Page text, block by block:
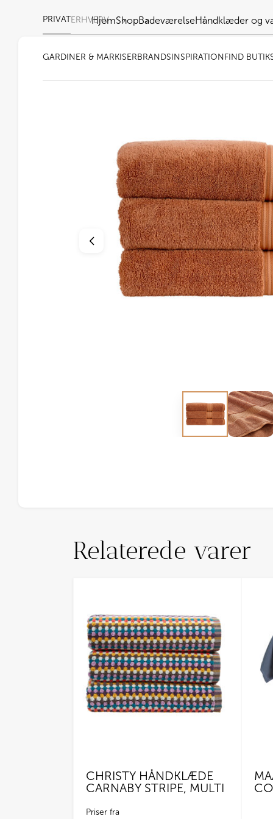
PRIVATERHVERV
GARDINER & MARKISER BRANDS INSPIRATION FIND BUTIK
HjemShopBadeværelseHåndklæder og
Relaterede varer
CHRISTY HÅNDKLÆDE
CARNABY STRIPE, MULTI
Priser fra